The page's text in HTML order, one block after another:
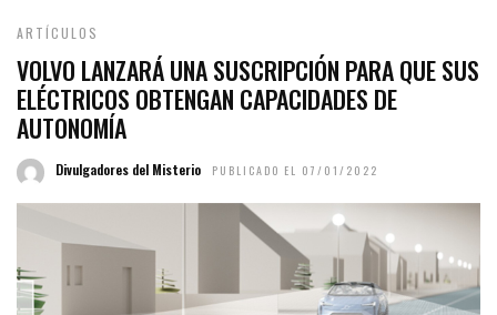
ARTÍCULOS
VOLVO LANZARÁ UNA SUSCRIPCIÓN PARA QUE SUS
ELÉCTRICOS OBTENGAN CAPACIDADES DE
AUTONOMÍA
Divulgadores del Misterio PUBLICADO EL 07/01/2022